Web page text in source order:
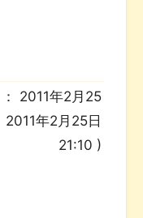
2011年2月25
2011年2月25日
21:10 )